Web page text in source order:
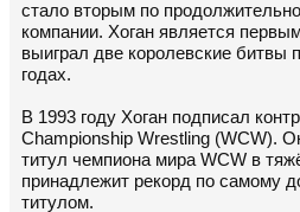
стало вторым по
компании. Хоган является
выиграл две королевские битвы
годах.
В 1993 году Хоган подписал
Championship Wrestling (WCW).
титул чемпиона мира WCW в
принадлежит рекорд по самому
титулом.